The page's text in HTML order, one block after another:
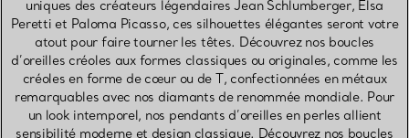
uniques des créateurs légendaires Jean Schlumberger, Elsa
Peretti et Paloma Picasso, ces silhouettes élégantes seront votre
atout pour faire tourner les têtes. Découvrez nos boucles
d’oreilles créoles aux formes classiques ou originales, comme les
créoles en forme de cœur ou de T, confectionnées en métaux
remarquables avec nos diamants de renommée mondiale. Pour
un look intemporel, nos pendants d’oreilles en perles allient
sensibilité moderne et design classique. Découvrez nos boucles